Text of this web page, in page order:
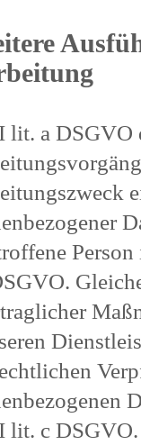
lit. a DSGVO
lit. c